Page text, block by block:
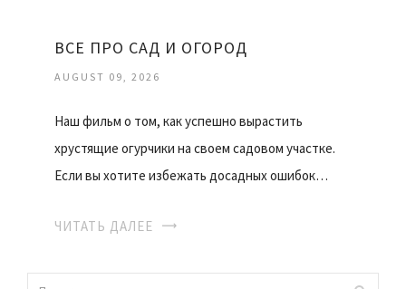
ВСЕ ПРО САД И ОГОРОД
AUGUST 09, 2026
Наш фильм о том, как успешно вырастить
хрустящие огурчики на своем садовом участке.
Если вы хотите избежать досадных ошибок…
ЧИТАТЬ ДАЛЕЕ